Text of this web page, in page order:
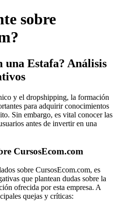
sobre
una Estafa? Análisis
y el dropshipping, la formación
para adquirir conocimientos
Sin embargo, es vital conocer las
antes de invertir en una
CursosEcom.com
sobre CursosEcom.com, es
que plantean dudas sobre la
ofrecida por esta empresa. A
quejas y críticas: